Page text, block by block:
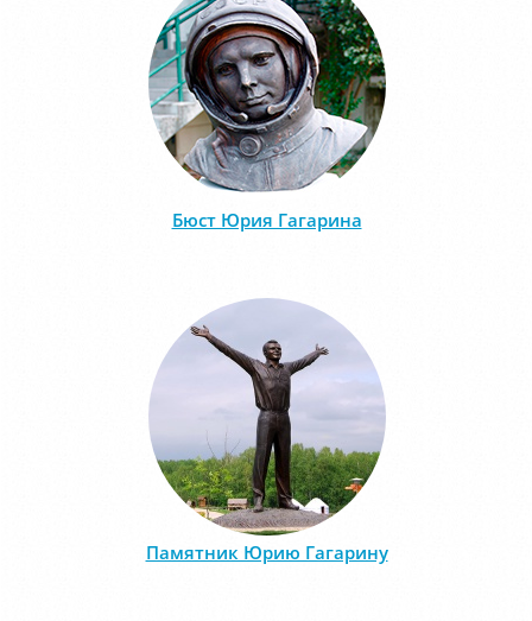
Бюст Юрия Гагарина
Памятник Юрию Гагарину